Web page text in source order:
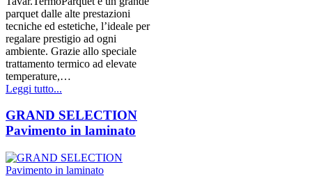
parquet dalle alte prestazioni
tecniche ed estetiche, l’ideale per
regalare prestigio ad ogni
ambiente. Grazie allo speciale
trattamento termico ad elevate
temperature,…
Leggi tutto...
GRAND SELECTION
Pavimento in laminato